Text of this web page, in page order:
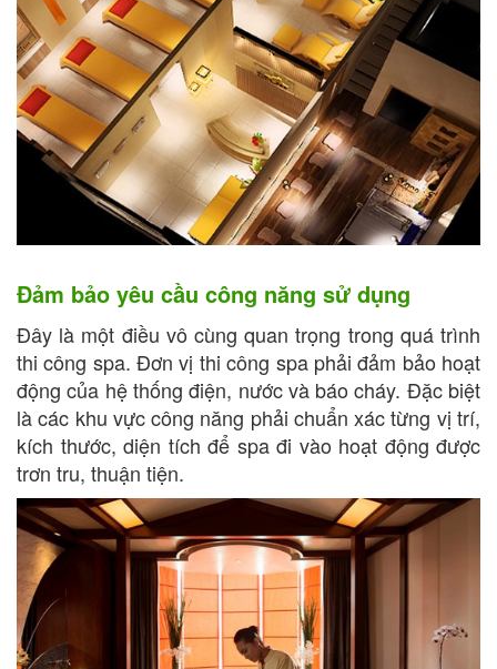
Đảm bảo yêu cầu công năng sử dụng
Đây là một điều vô cùng quan trọng trong quá trình
thi công spa. Đơn vị thi công spa phải đảm bảo hoạt
động của hệ thống điện, nước và báo cháy. Đặc biệt
là các khu vực công năng phải chuẩn xác từng vị trí,
kích thước, diện tích để spa đi vào hoạt động được
trơn tru, thuận tiện.